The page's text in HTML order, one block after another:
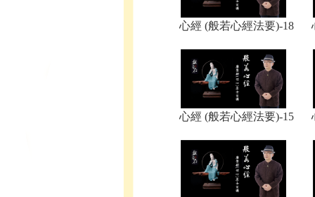
心經 (般若心經法要)-18
心經 (般若心經法要)-15